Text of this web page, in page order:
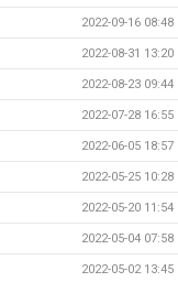
2022-09-16 08:48
2022-08-31 13:20
2022-08-23 09:44
2022-07-28 16:55
2022-06-05 18:57
2022-05-25 10:28
2022-05-20 11:54
2022-05-04 07:58
2022-05-02 13:45